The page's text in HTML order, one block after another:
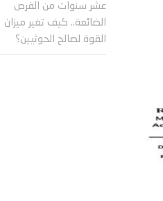
عشر سنوات من الفرص
الضائعة.. كيف تغير ميزان
القوة لصالح الحوثيين؟